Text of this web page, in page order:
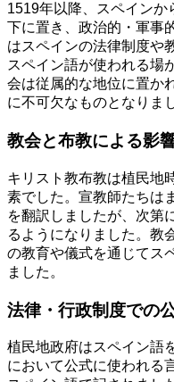
1519年以降、スペイン
下に置き、政治的・軍事
はスペインの法律制度や
スペイン語が使われる場
会は従属的な地位に置か
に不可欠なものとなりま
教会と布教による影
キリスト教布教は植民地
素でした。宣教師たちは
を翻訳しましたが、次第
るようになりました。教
の教育や儀式を通じてス
ました。
法律・行政制度での
植民地政府はスペイン語
において公式に使われる